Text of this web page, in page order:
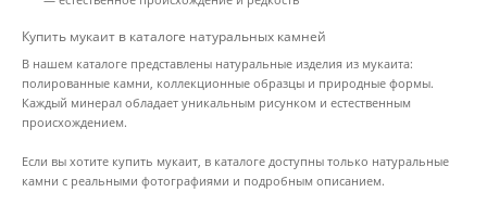
Купить мукаит в каталоге натуральных камней
В нашем каталоге представлены натуральные изделия из мукаита:
полированные камни, коллекционные образцы и природные формы.
Каждый минерал обладает уникальным рисунком и естественным
происхождением.
Если вы хотите купить мукаит, в каталоге доступны только натуральные
камни с реальными фотографиями и подробным описанием.